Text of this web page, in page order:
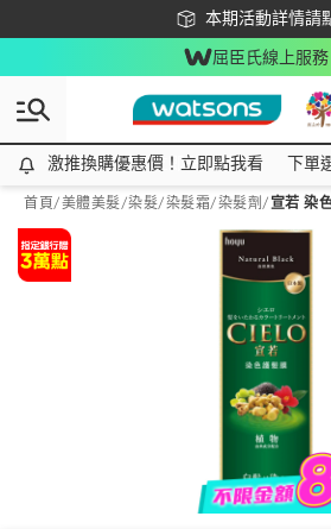
本期活動詳情請
下載app最高回饋
屈臣氏線上服務
激推換購優惠價！立即點我看
激推換購優惠價！立即點我看 下單
首頁/美體美髮/染髮/染髮霜/染髮劑 /宣若 染